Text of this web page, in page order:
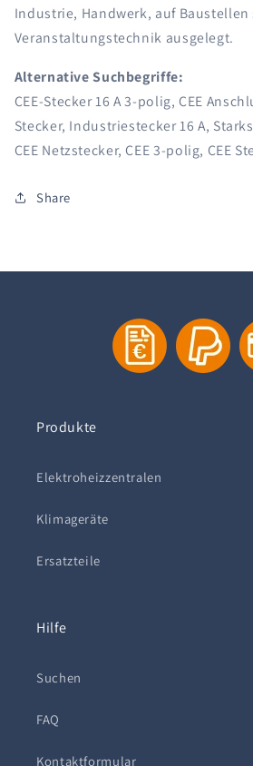
Industrie, Handwerk, auf
Veranstaltungstechnik ausgelegt.
Alternative Suchbegriffe:
CEE-Stecker 16 A 3-polig, CEE
Stecker, Industriestecker 16 A,
CEE Netzstecker, CEE 3-polig, CEE
Share
Produkte
Elektroheizzentralen
Klimageräte
Ersatzteile
Hilfe
Suchen
FAQ
Kontaktformular